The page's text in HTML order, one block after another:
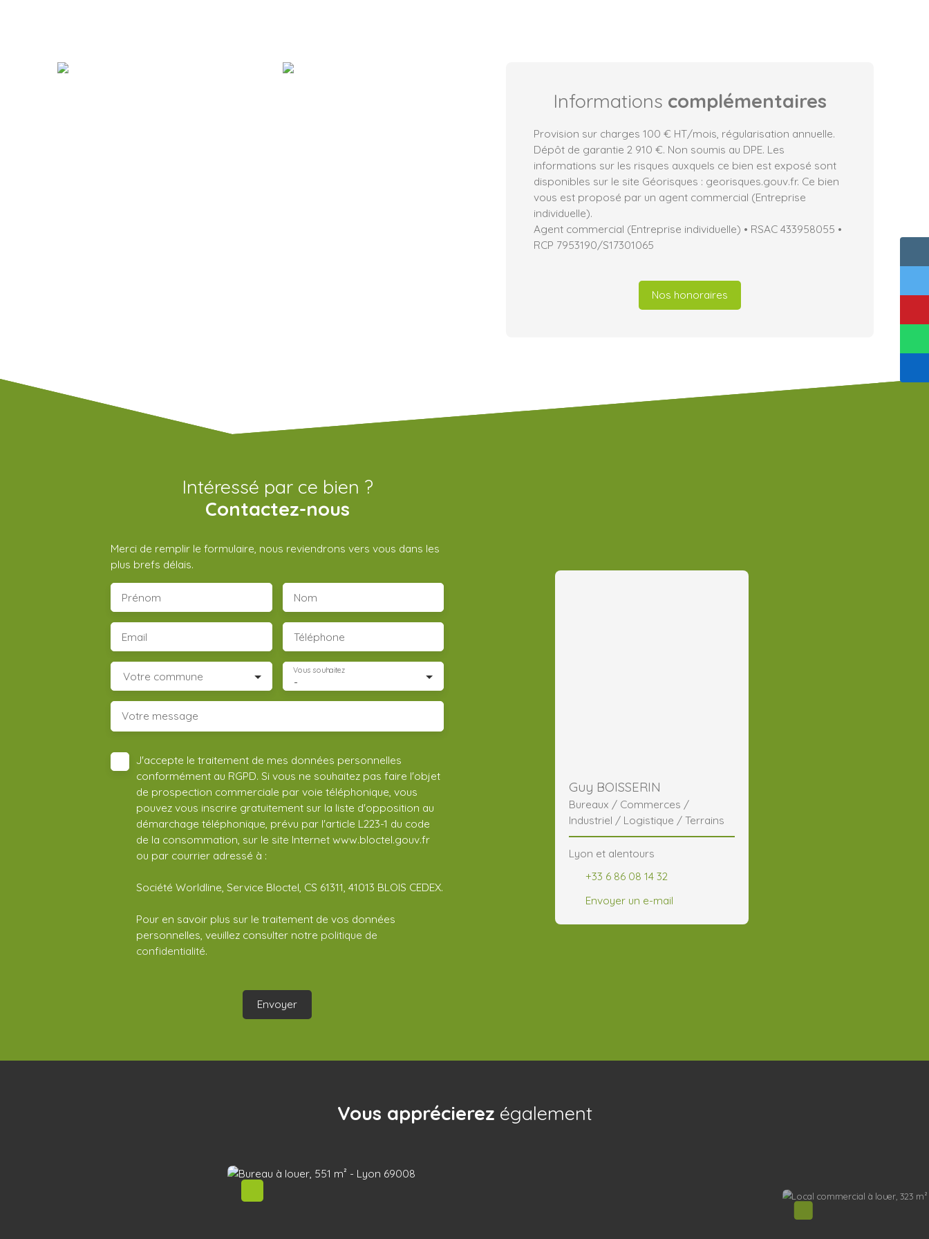
Informations complémentaires
Provision sur charges 100 € HT/mois, régularisation annuelle.
Dépôt de garantie 2 910 €. Non soumis au DPE. Les
informations sur les risques auxquels ce bien est exposé sont
disponibles sur le site Géorisques : georisques.gouv.fr. Ce bien
vous est proposé par un agent commercial (Entreprise
individuelle).
Agent commercial (Entreprise individuelle) • RSAC 433958055 •
RCP 7953190/S17301065
Nos honoraires
Intéressé par ce bien ?
Contactez-nous
Merci de remplir le formulaire, nous reviendrons vers vous dans les
plus brefs délais.
Prénom Nom
Email Téléphone
Votre commune -
Vous souhaitez
Votre message
J'accepte le traitement de mes données personnelles
conformément au RGPD. Si vous ne souhaitez pas faire l'objet
de prospection commerciale par voie téléphonique, vous
pouvez vous inscrire gratuitement sur la liste d'opposition au
démarchage téléphonique, prévu par l'article L223-1 du code
de la consommation, sur le site Internet www.bloctel.gouv.fr
ou par courrier adressé à :
Société Worldline, Service Bloctel, CS 61311, 41013 BLOIS CEDEX.
Pour en savoir plus sur le traitement de vos données
personnelles, veuillez consulter notre politique de
confidentialité.
Envoyer
Guy BOISSERIN
Bureaux / Commerces /
Industriel / Logistique / Terrains
Lyon et alentours
+33 6 86 08 14 32
Envoyer un e-mail
Vous apprécierez également